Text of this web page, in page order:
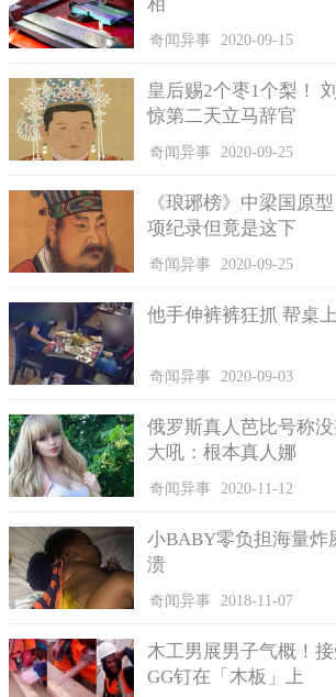
多指(趾)畸形发病率很低，一般1000个人
半。
但是在De Silva家族看来，这无缘无故比
分，他们认为这是一种特点，因为这样能帮
职，因为自身的优势，在队里做一名守门员
的手指让他在踢球中更方便接住球，他认为
的礼物。
奇闻异事 2020-09-15
皇后赐2个枣1个梨！
惊第二天立马辞官
奇闻异事 2020-09-25
《琅琊榜》中梁国原
项纪录但竟是这下
奇闻异事 2020-09-25
他手伸裤裤狂抓 帮桌
奇闻异事 2020-09-03
俄罗斯真人芭比号称
大吼：根本真人娜
奇闻异事 2020-11-12
小BABY零负担海量炸
溃
奇闻异事 2018-11-07
木工男展男子气概！
GG钉在「木板」上